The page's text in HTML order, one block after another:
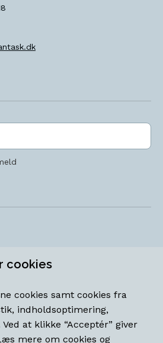
cookies
cookies samt cookies fra
indholdsoptimering,
at klikke “Acceptér” giver
mere om cookies og